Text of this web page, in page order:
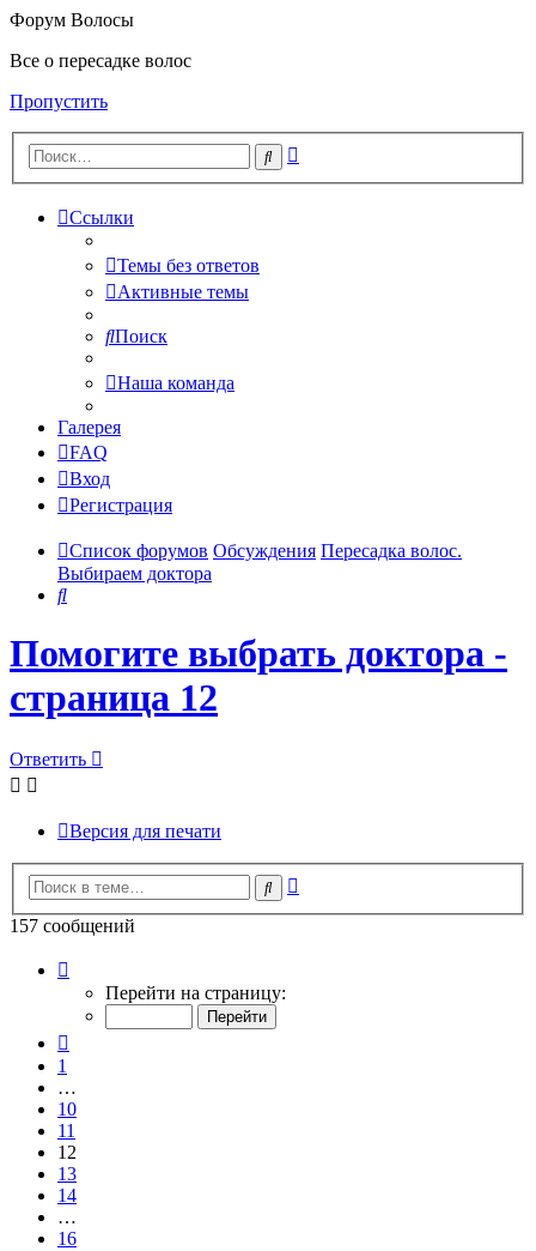
Форум Волосы
Все о пересадке волос
Пропустить
Поиск
Ссылки
Темы без ответов
Активные темы
Поиск
Наша команда
Галерея
FAQ
Вход
Регистрация
Список форумов Обсуждения Пересадка волос.
Выбираем доктора
Поиск
Помогите выбрать доктора -
страница 12
Ответить
Версия для печати
Поиск
157 сообщений
12
Перейти на страницу:
1
…
10
11
12
13
14
…
16